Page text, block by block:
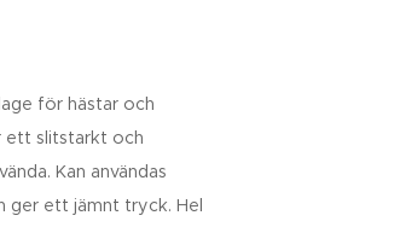
för hästar och
ett slitstarkt och
Kan användas
ger ett jämnt tryck. Hel